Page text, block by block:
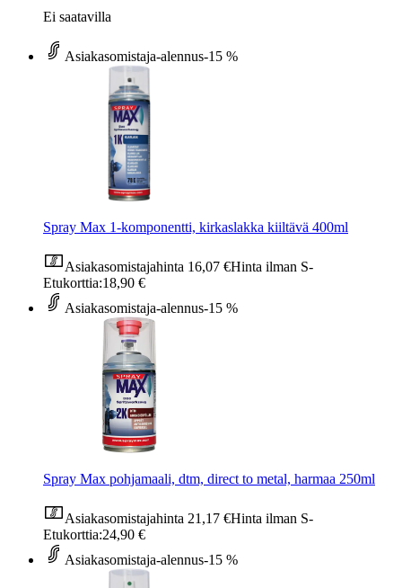
Ei saatavilla
Asiakasomistaja-alennus-15 %
Spray Max 1-komponentti, kirkaslakka kiiltävä 400ml
Asiakasomistajahinta 16,07 €Hinta ilman S-
Etukorttia:18,90 €
Asiakasomistaja-alennus-15 %
Spray Max pohjamaali, dtm, direct to metal, harmaa 250ml
Asiakasomistajahinta 21,17 €Hinta ilman S-
Etukorttia:24,90 €
Asiakasomistaja-alennus-15 %